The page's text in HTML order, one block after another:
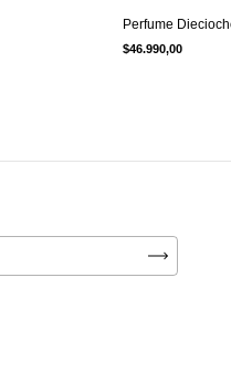
Perfume
$46.990,00